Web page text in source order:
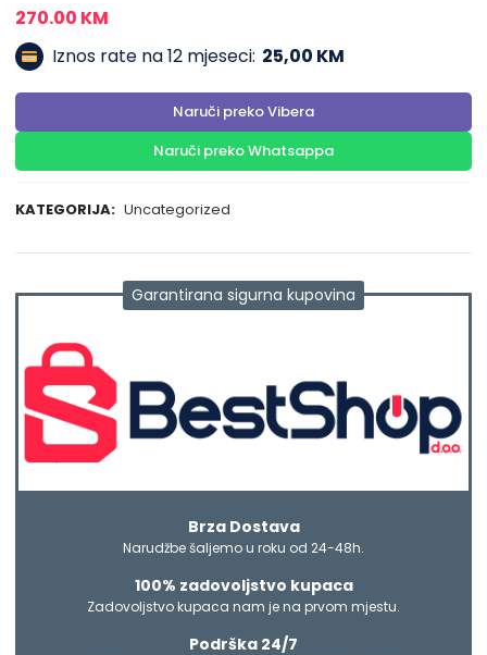
270.00 KM
Iznos rate na 12 mjeseci: 25,00 KM
Naruči preko Vibera
Naruči preko Whatsappa
KATEGORIJA: Uncategorized
Garantirana sigurna kupovina
Brza Dostava
Narudžbe šaljemo u roku od 24-48h.
100% zadovoljstvo kupaca
Zadovoljstvo kupaca nam je na prvom mjestu.
Podrška 24/7